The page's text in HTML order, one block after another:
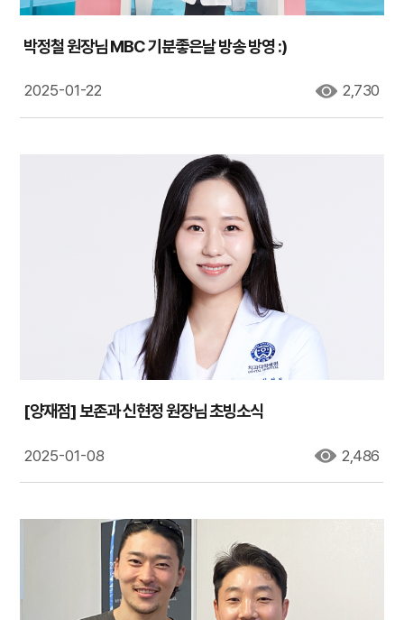
박정철 원장님 MBC 기분좋은날 방송 방영 :)
2025-01-22 2,730
[양재점] 보존과 신현정 원장님 초빙소식
2025-01-08 2,486